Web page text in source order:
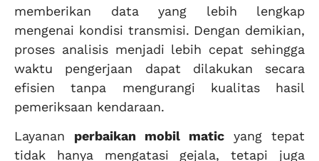
memberikan data yang lebih lengkap
mengenai kondisi transmisi. Dengan demikian,
proses analisis menjadi lebih cepat sehingga
waktu pengerjaan dapat dilakukan secara
efisien tanpa mengurangi kualitas hasil
pemeriksaan kendaraan.
Layanan perbaikan mobil matic yang tepat
tidak hanya mengatasi gejala, tetapi juga